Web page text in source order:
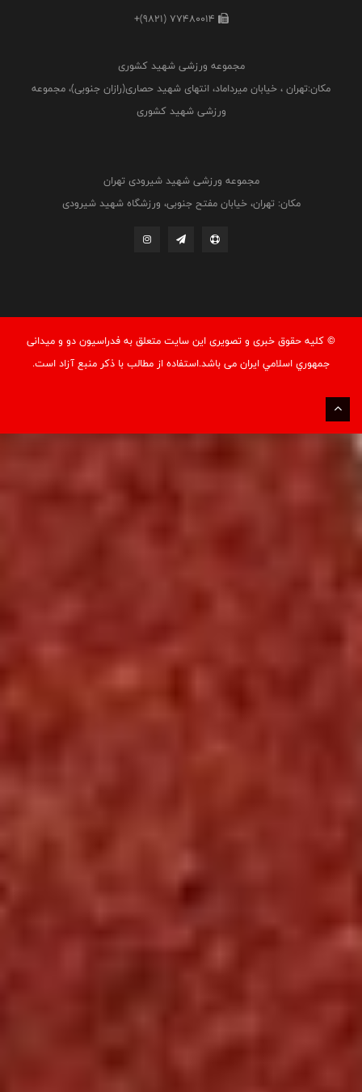
+(9821) 77480014
مجموعه ورزشی شهید کشوری
مکان:تهران ، خیابان میرداماد، انتهای شهید حصاری(رازان جنوبی)، مجموعه
ورزشی شهید کشوری
مجموعه ورزشی شهید شیرودی تهران
مکان: تهران، خیابان مفتح جنوبی، ورزشگاه شهید شیرودی
© کليه حقوق خبری و تصويری اين سايت متعلق به فدراسيون دو و میدانی
جمهوري اسلامي ايران می باشد.استفاده از مطالب با ذكر منبع آزاد است.